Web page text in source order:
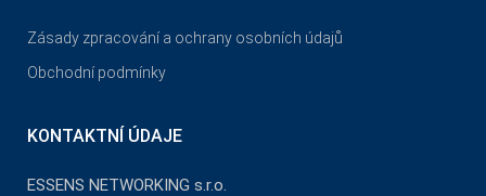
Zásady zpracování a ochrany osobních údajů
Obchodní podmínky
KONTAKTNÍ ÚDAJE
ESSENS NETWORKING s.r.o.